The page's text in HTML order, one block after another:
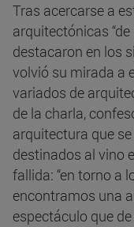
Tras acercarse a
arquitectónicas
destacaron en los
volvió su mirada a
variados de
de la charla,
arquitectura que
destinados al vino
fallida: “en torno a
encontramos una
espectáculo que